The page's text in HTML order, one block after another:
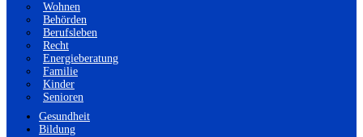
Wohnen
Behörden
Berufsleben
Recht
Energieberatung
Familie
Kinder
Senioren
Gesundheit
Bildung